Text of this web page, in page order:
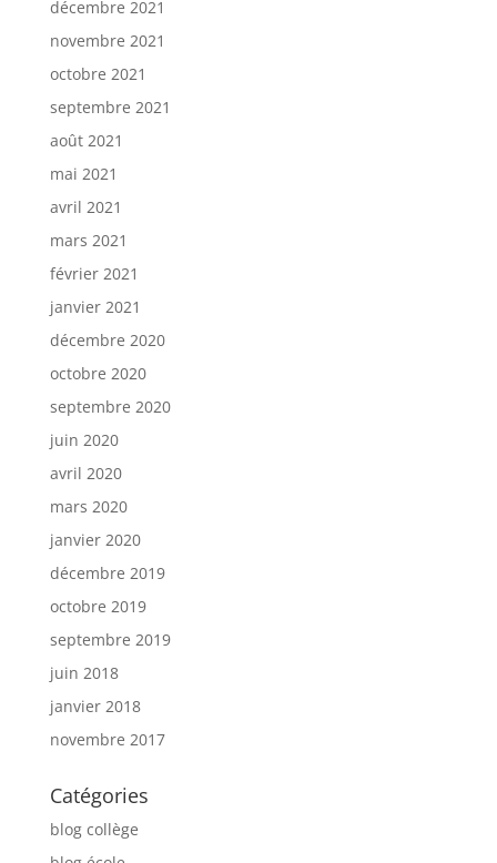
décembre 2021
novembre 2021
octobre 2021
septembre 2021
août 2021
mai 2021
avril 2021
mars 2021
février 2021
janvier 2021
décembre 2020
octobre 2020
septembre 2020
juin 2020
avril 2020
mars 2020
janvier 2020
décembre 2019
octobre 2019
septembre 2019
juin 2018
janvier 2018
novembre 2017
Catégories
blog collège